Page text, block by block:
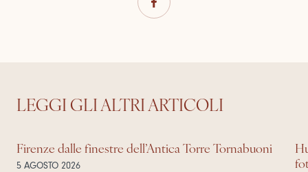
LEGGI GLI ALTRI ARTICOLI
Firenze dalle finestre dell’Antica Torre Tornabuoni
5 AGOSTO 2026